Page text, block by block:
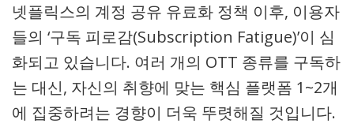
넷플릭스의 계정 공유 유료화 정책 이후, 이용자
들의 ‘구독 피로감(Subscription Fatigue)’이 심
화되고 있습니다. 여러 개의 OTT 종류를 구독하
는 대신, 자신의 취향에 맞는 핵심 플랫폼 1~2개
에 집중하려는 경향이 더욱 뚜렷해질 것입니다.